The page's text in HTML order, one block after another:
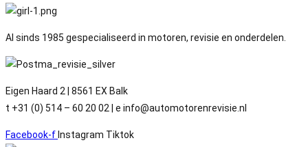
Al sinds 1985 gespecialiseerd in motoren, revisie en onderdelen.
Eigen Haard 2 | 8561 EX Balk
t +31 (0) 514 – 60 20 02 | e info@automotorenrevisie.nl
Facebook-fInstagram Tiktok